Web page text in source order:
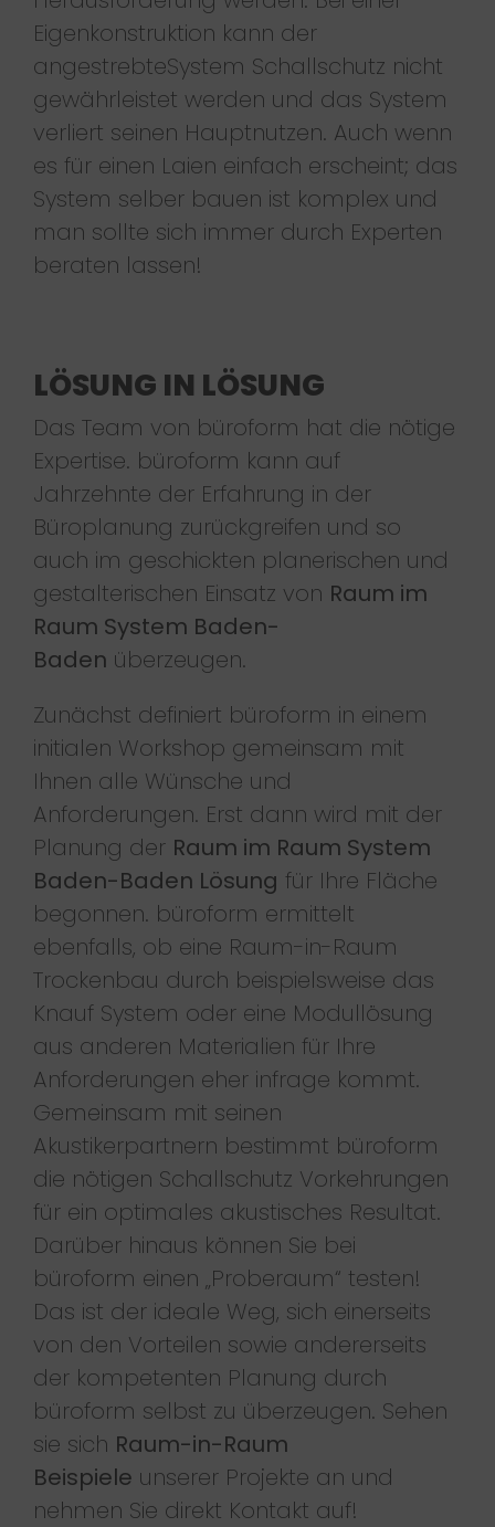
Eigenkonstruktion kann der
angestrebteSystem Schallschutz nicht
gewährleistet werden und das System
verliert seinen Hauptnutzen. Auch wenn
es für einen Laien einfach erscheint; das
System selber bauen ist komplex und
man sollte sich immer durch Experten
beraten lassen!
LÖSUNG IN LÖSUNG
Das Team von büroform hat die nötige
Expertise. büroform kann auf
Jahrzehnte der Erfahrung in der
Büroplanung zurückgreifen und so
auch im geschickten planerischen und
gestalterischen Einsatz von Raum im
Raum System Baden-
Baden überzeugen.
Zunächst definiert büroform in einem
initialen Workshop gemeinsam mit
Ihnen alle Wünsche und
Anforderungen. Erst dann wird mit der
Planung der Raum im Raum System
Baden-Baden Lösung für Ihre Fläche
begonnen. büroform ermittelt
ebenfalls, ob eine Raum-in-Raum
Trockenbau durch beispielsweise das
Knauf System oder eine Modullösung
aus anderen Materialien für Ihre
Anforderungen eher infrage kommt.
Gemeinsam mit seinen
Akustikerpartnern bestimmt büroform
die nötigen Schallschutz Vorkehrungen
für ein optimales akustisches Resultat.
Darüber hinaus können Sie bei
büroform einen „Proberaum“ testen!
Das ist der ideale Weg, sich einerseits
von den Vorteilen sowie andererseits
der kompetenten Planung durch
büroform selbst zu überzeugen. Sehen
sie sich Raum-in-Raum
Beispiele unserer Projekte an und
nehmen Sie direkt Kontakt auf!